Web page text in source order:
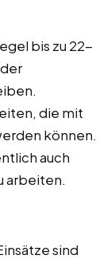
bis zu 22-
die mit
können.
auch
arbeiten.
sind